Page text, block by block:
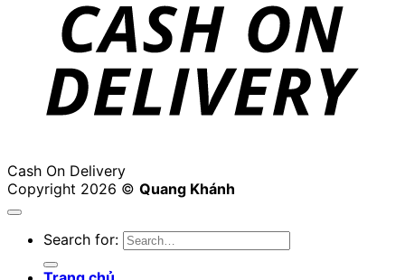
Cash On Delivery
Copyright 2026 © Quang Khánh
Search for: